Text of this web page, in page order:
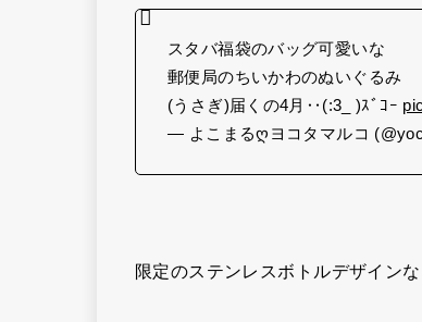
スタバ福袋のバッグ可愛いな
郵便局のちいかわのぬいぐるみ
(うさぎ)届くの4月‥(:3_ )ｽﾞｺｰ
— よこまるღヨコタマルコ
限定のステンレスボトルデザイン